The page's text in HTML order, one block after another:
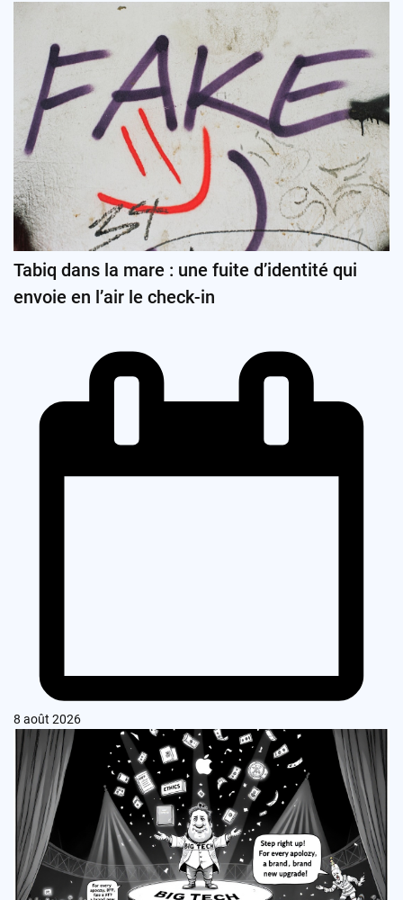
Tabiq dans la mare : une fuite d’identité qui
envoie en l’air le check-in
8 août 2026